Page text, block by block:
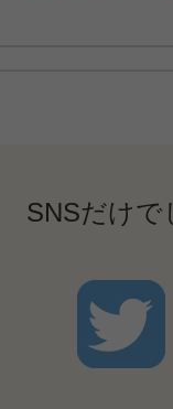
SNSだけで